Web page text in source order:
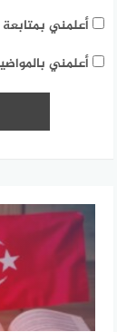
أعلمني بمتابعة
أعلمني